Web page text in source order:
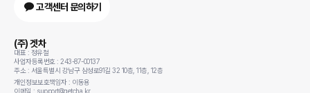
고객센터 문의하기
(주) 겟차
대표 : 정유철
사업자등록번호 : 243-87-00137
주소 : 서울특별시 강남구 삼성로91길 32 10층, 11층, 12층
개인정보보호책임자 : 이동용
이메일 : support@getcha.kr